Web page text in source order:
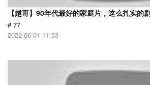
【越哥】90年代最好的家庭片，这么扎实的
# 77
2022-06-01 11:53